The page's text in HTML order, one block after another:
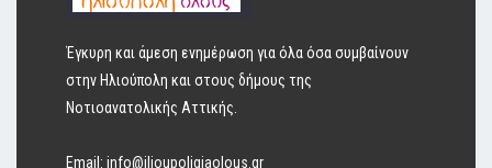
Έγκυρη και άμεση ενημέρωση για όλα όσα συμβαίνουν
στην Ηλιούπολη και στους δήμους της
Νοτιοανατολικής Αττικής.
Email: info@ilioupoligiaolous.gr